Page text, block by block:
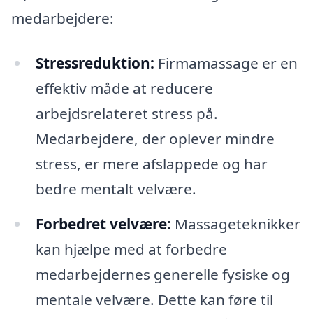
medarbejdere:
Stressreduktion: Firmamassage er en
effektiv måde at reducere
arbejdsrelateret stress på.
Medarbejdere, der oplever mindre
stress, er mere afslappede og har
bedre mentalt velvære.
Forbedret velvære: Massageteknikker
kan hjælpe med at forbedre
medarbejdernes generelle fysiske og
mentale velvære. Dette kan føre til